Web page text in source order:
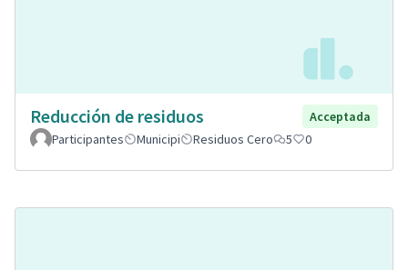
Reducción de residuos
Acceptada
Participantes
Municipi Residuos Cero 5 0